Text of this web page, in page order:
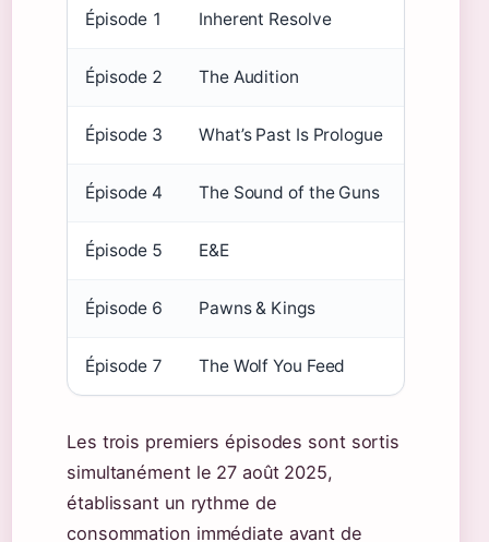
Épisode 1 Inherent Resolve
Épisode 2 The Audition
Épisode 3 What’s Past Is Prologue
Épisode 4 The Sound of the Guns
Épisode 5 E&E
Épisode 6 Pawns & Kings
Épisode 7 The Wolf You Feed
Les trois premiers épisodes sont sortis
simultanément le 27 août 2025,
établissant un rythme de
consommation immédiate avant de